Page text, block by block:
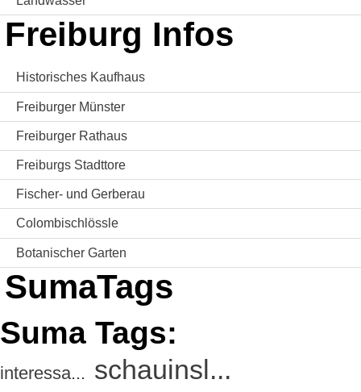
Freiburg Infos
Historisches Kaufhaus
Freiburger Münster
Freiburger Rathaus
Freiburgs Stadttore
Fischer- und Gerberau
Colombischlössle
Botanischer Garten
SumaTags
Suma Tags:
interessa... schauinsl...